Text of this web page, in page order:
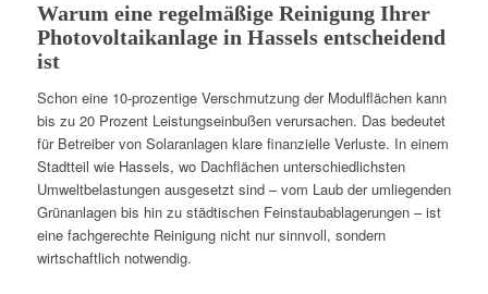
Warum eine regelmäßige Reinigung Ihrer
Photovoltaikanlage in Hassels entscheidend
ist
Schon eine 10-prozentige Verschmutzung der Modulflächen kann
bis zu 20 Prozent Leistungseinbußen verursachen. Das bedeutet
für Betreiber von Solaranlagen klare finanzielle Verluste. In einem
Stadtteil wie Hassels, wo Dachflächen unterschiedlichsten
Umweltbelastungen ausgesetzt sind – vom Laub der umliegenden
Grünanlagen bis hin zu städtischen Feinstaubablagerungen – ist
eine fachgerechte Reinigung nicht nur sinnvoll, sondern
wirtschaftlich notwendig.